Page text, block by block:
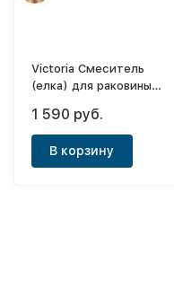
Victoria Смеситель
(елка) для раковины
нос (с гайкой) 15см
Jenny ф35
1 590 руб.
В корзину